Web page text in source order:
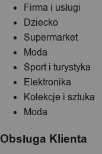
Firma i usługi
Dziecko
Supermarket
Moda
Sport i turystyka
Elektronika
Kolekcje i sztuka
Moda
Obsługa Klienta